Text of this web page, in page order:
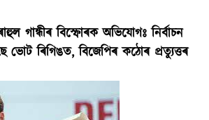
গান্ধীৰ বিস্ফোৰক অভিযোগঃ নিৰ্বাচন
ভোট ৰিগিঙত, বিজেপিৰ কঠোৰ প্ৰত্যুত্তৰ